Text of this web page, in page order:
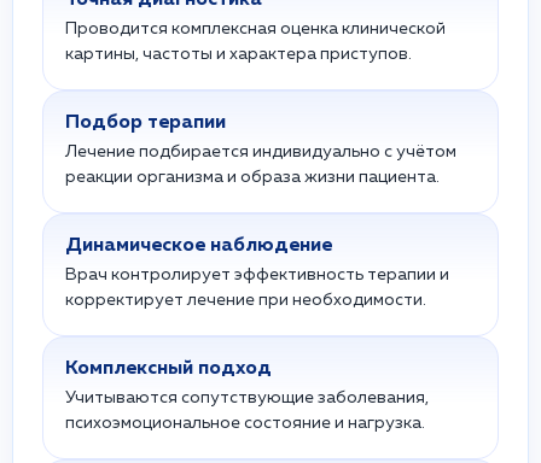
Проводится комплексная оценка клинической
картины, частоты и характера приступов.
Подбор терапии
Лечение подбирается индивидуально с учётом
реакции организма и образа жизни пациента.
Динамическое наблюдение
Врач контролирует эффективность терапии и
корректирует лечение при необходимости.
Комплексный подход
Учитываются сопутствующие заболевания,
психоэмоциональное состояние и нагрузка.